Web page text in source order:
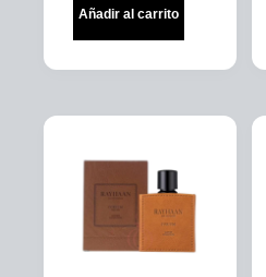
Añadir al carrito